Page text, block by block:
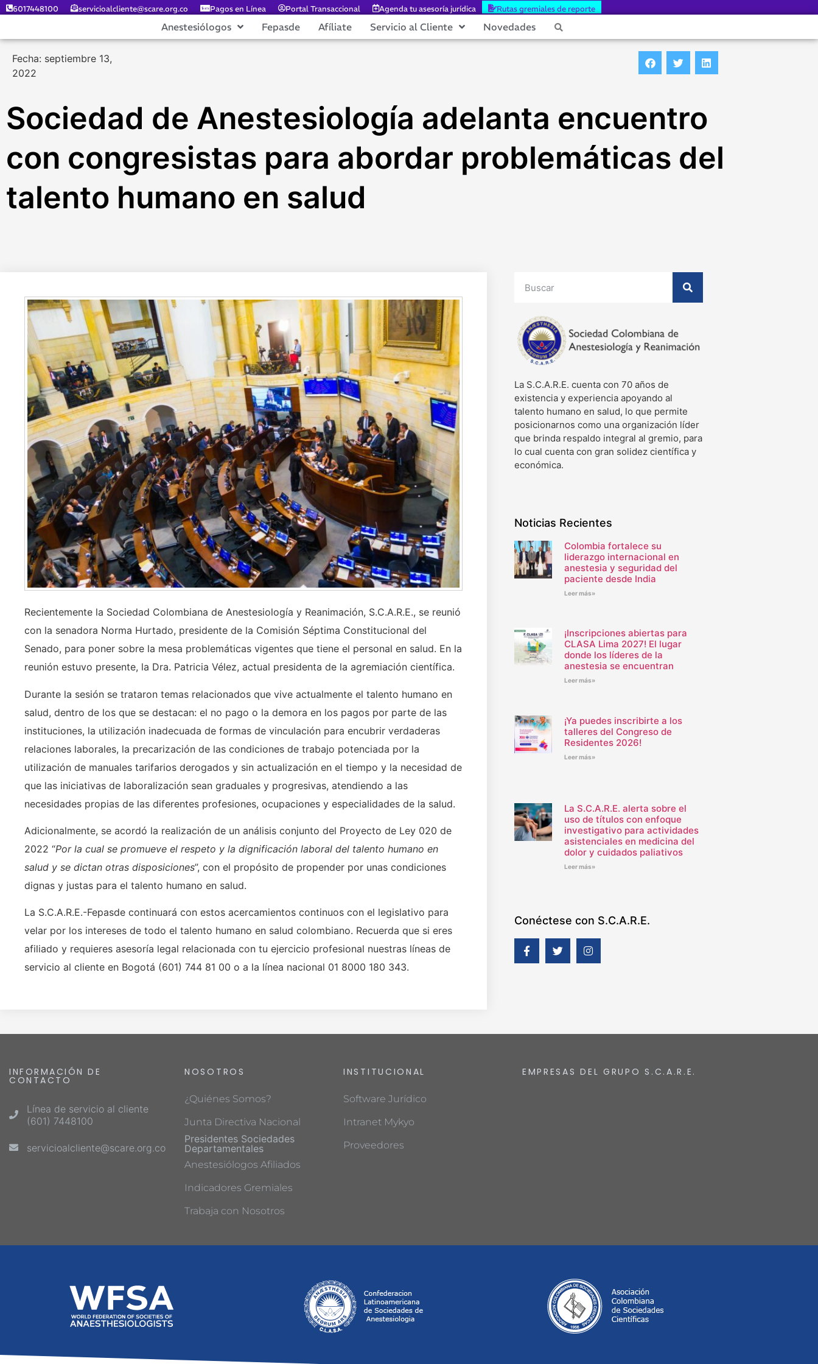
6017448100 servicioalcliente@scare.org.co Pagos en Línea Portal Transaccional Agenda tu asesoría jurídica Rutas gremiales de reporte
Anestesiólogos Fepasde Afíliate Servicio al Cliente Novedades
Fecha: septiembre 13,
2022
Sociedad de Anestesiología adelanta encuentro
con congresistas para abordar problemáticas del
talento humano en salud
Recientemente la Sociedad Colombiana de Anestesiología y Reanimación, S.C.A.R.E., se reunió
con la senadora Norma Hurtado, presidente de la Comisión Séptima Constitucional del
Senado, para poner sobre la mesa problemáticas vigentes que tiene el personal en salud. En la
reunión estuvo presente, la Dra. Patricia Vélez, actual presidenta de la agremiación científica.
Durante la sesión se trataron temas relacionados que vive actualmente el talento humano en
salud, dentro de los que se destacan: el no pago o la demora en los pagos por parte de las
instituciones, la utilización inadecuada de formas de vinculación para encubrir verdaderas
relaciones laborales, la precarización de las condiciones de trabajo potenciada por la
utilización de manuales tarifarios derogados y sin actualización en el tiempo y la necesidad de
que las iniciativas de laboralización sean graduales y progresivas, atendiendo a las
necesidades propias de las diferentes profesiones, ocupaciones y especialidades de la salud.
Adicionalmente, se acordó la realización de un análisis conjunto del Proyecto de Ley 020 de
2022 “Por la cual se promueve el respeto y la dignificación laboral del talento humano en
salud y se dictan otras disposiciones”, con el propósito de propender por unas condiciones
dignas y justas para el talento humano en salud.
La S.C.A.R.E.-Fepasde continuará con estos acercamientos continuos con el legislativo para
velar por los intereses de todo el talento humano en salud colombiano. Recuerda que si eres
afiliado y requieres asesoría legal relacionada con tu ejercicio profesional nuestras líneas de
servicio al cliente en Bogotá (601) 744 81 00 o a la línea nacional 01 8000 180 343.
La S.C.A.R.E. cuenta con 70 años de
existencia y experiencia apoyando al
talento humano en salud, lo que permite
posicionarnos como una organización líder
que brinda respaldo integral al gremio, para
lo cual cuenta con gran solidez científica y
económica.
Noticias Recientes
Colombia fortalece su
liderazgo internacional en
anestesia y seguridad del
paciente desde India
Leer más»
¡Inscripciones abiertas para
CLASA Lima 2027! El lugar
donde los líderes de la
anestesia se encuentran
Leer más»
¡Ya puedes inscribirte a los
talleres del Congreso de
Residentes 2026!
Leer más»
La S.C.A.R.E. alerta sobre el
uso de títulos con enfoque
investigativo para actividades
asistenciales en medicina del
dolor y cuidados paliativos
Leer más»
Conéctese con S.C.A.R.E.
INFORMACIÓN DE
CONTACTO
Línea de servicio al cliente
(601) 7448100
servicioalcliente@scare.org.co
NOSOTROS
¿Quiénes Somos?
Junta Directiva Nacional
Presidentes Sociedades
Departamentales
Anestesiólogos Afiliados
Indicadores Gremiales
Trabaja con Nosotros
INSTITUCIONAL
Software Jurídico
Intranet Mykyo
Proveedores
EMPRESAS DEL GRUPO S.C.A.R.E.